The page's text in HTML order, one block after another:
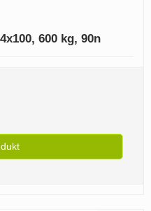
600 kg, 90n